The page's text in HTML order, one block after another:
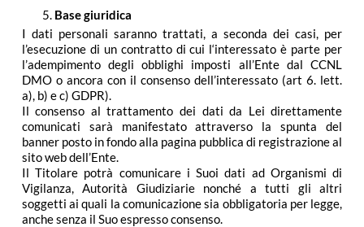
Base giuridica
I dati personali saranno trattati, a seconda dei casi, per
l’esecuzione di un contratto di cui l‘interessato è parte per
l’adempimento degli obblighi imposti all’Ente dal CCNL
DMO o ancora con il consenso dell’interessato (art 6. lett.
a), b) e c) GDPR).
Il consenso al trattamento dei dati da Lei direttamente
comunicati sarà manifestato attraverso la spunta del
banner posto in fondo alla pagina pubblica di registrazione al
sito web dell’Ente.
Il Titolare potrà comunicare i Suoi dati ad Organismi di
Vigilanza, Autorità Giudiziarie nonché a tutti gli altri
soggetti ai quali la comunicazione sia obbligatoria per legge,
anche senza il Suo espresso consenso.